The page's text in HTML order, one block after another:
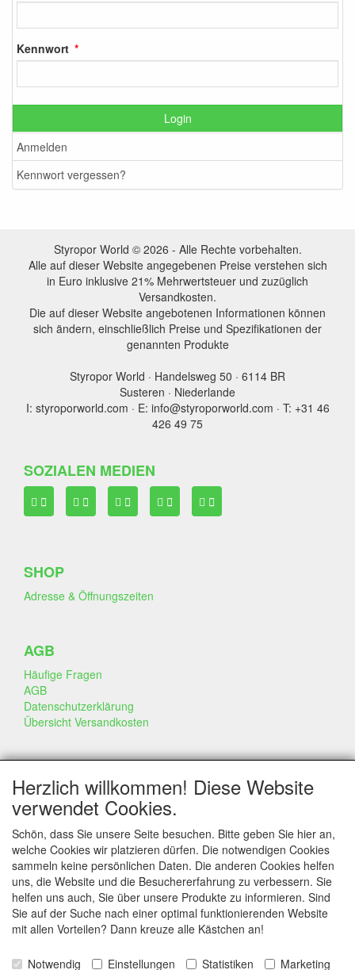
Kennwort
Login
Anmelden
Kennwort vergessen?
Styropor World © 2026 - Alle Rechte vorbehalten.
Alle auf dieser Website angegebenen Preise verstehen sich
in Euro inklusive 21% Mehrwertsteuer und zuzüglich
Versandkosten.
Die auf dieser Website angebotenen Informationen können
sich ändern, einschließlich Preise und Spezifikationen der
genannten Produkte
Styropor World · Handelsweg 50 · 6114 BR
Susteren · Niederlande
I: styroporworld.com · E: info@styroporworld.com · T: +31 46
426 49 75
SOZIALEN MEDIEN
SHOP
Adresse & Öffnungszeiten
AGB
Häufige Fragen
AGB
Datenschutzerklärung
Übersicht Versandkosten
GESCHÄFT & INFO
Kontakt
Firmen Information
Portfolio
Disclaimer
Statement & Umwelt
Torten mit Dummies
SERVICE
Tipps & Tricks
Herzlich willkommen! Diese Website
verwendet Cookies.
Schön, dass Sie unsere Seite besuchen. Bitte geben Sie hier an,
welche Cookies wir platzieren dürfen. Die notwendigen Cookies
sammeln keine persönlichen Daten. Die anderen Cookies helfen
uns, die Website und die Besuchererfahrung zu verbessern. Sie
helfen uns auch, Sie über unsere Produkte zu informieren. Sind
Sie auf der Suche nach einer optimal funktionierenden Website
mit allen Vorteilen? Dann kreuze alle Kästchen an!
Notwendig Einstellungen Statistiken Marketing